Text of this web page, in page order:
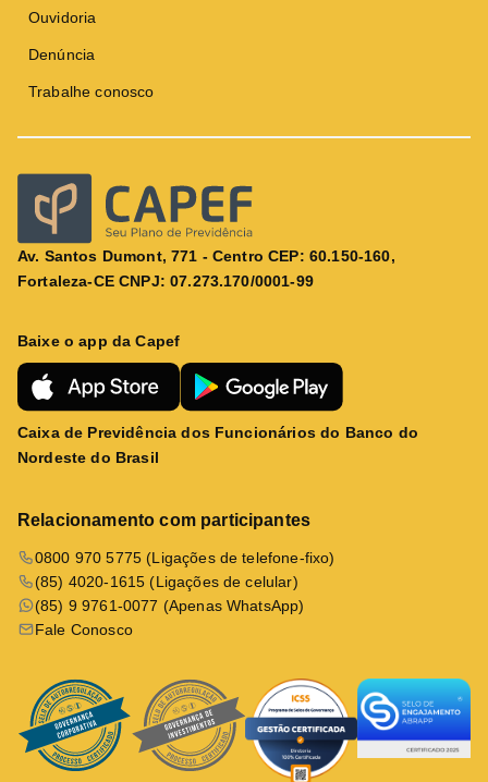
Ouvidoria
Denúncia
Trabalhe conosco
Av. Santos Dumont, 771 - Centro CEP: 60.150-160,
Fortaleza-CE CNPJ: 07.273.170/0001-99
Baixe o app da Capef
Caixa de Previdência dos Funcionários do Banco do
Nordeste do Brasil
Relacionamento com participantes
0800 970 5775 (Ligações de telefone-fixo)
(85) 4020-1615 (Ligações de celular)
(85) 9 9761-0077 (Apenas WhatsApp)
Fale Conosco